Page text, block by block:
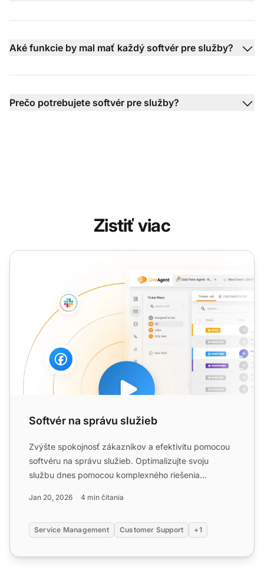
Aké funkcie by mal mať každý softvér pre služby?
Prečo potrebujete softvér pre služby?
Zistiť viac
Softvér na správu služieb
Softvér na správu služieb
Zvýšte spokojnosť zákazníkov a efektivitu pomocou
softvéru na správu služieb. Optimalizujte svoju
službu dnes pomocou komplexného riešenia
Jan 20, 2026 4 min čítania
Service Management Customer Support +1